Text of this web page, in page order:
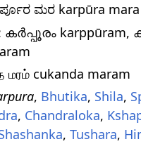
ಮರ karpūra mara
കർപ്പൂരം karppūram,
மரம் cukanda maram
, Bhutika, Shila,
, Chandraloka,
, Tushara,